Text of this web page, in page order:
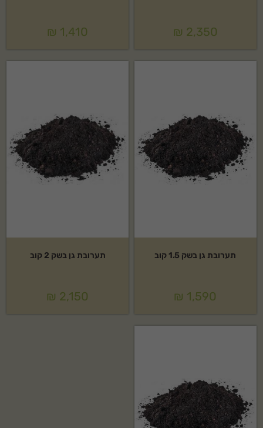
₪ 2,350
₪ 1,410
תערובת גן בשק 1.5 קוב
₪ 1,590
תערובת גן בשק 2 קוב
₪ 2,150